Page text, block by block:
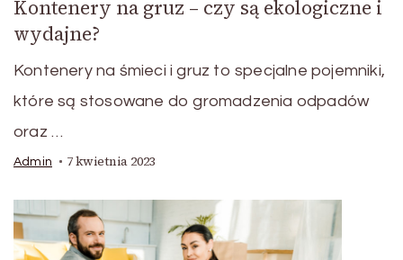
Kontenery na gruz – czy są ekologiczne i
wydajne?
Kontenery na śmieci i gruz to specjalne pojemniki,
które są stosowane do gromadzenia odpadów
oraz …
Admin 7 kwietnia 2023